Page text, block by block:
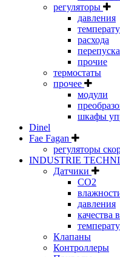
регуляторы
давления
расхода
перепуска
прочие
термостаты
прочее
модули
шкафы
Dinel
Fae Fagan
регуляторы
INDUSTRIE
Датчики
CO2
давления
качества
Клапаны
Контроллеры